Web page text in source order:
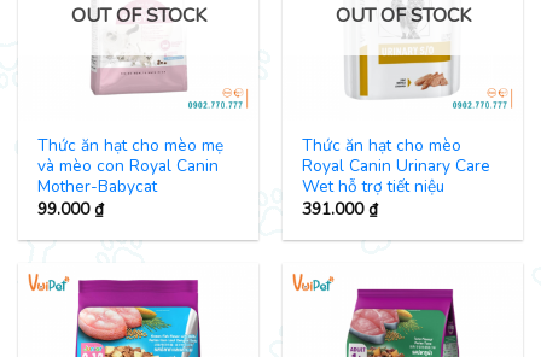
OUT OF STOCK
Thức ăn hạt cho mèo mẹ
và mèo con Royal Canin
Mother-Babycat
99.000₫
OUT OF STOCK
Thức ăn hạt cho mèo
Royal Canin Urinary Care
Wet hỗ trợ tiết niệu
391.000₫